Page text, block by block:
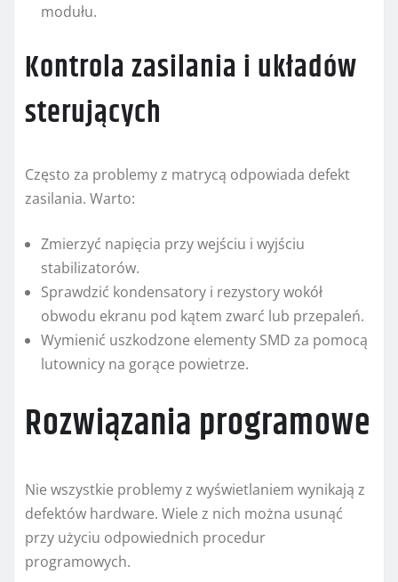
modułu.
Kontrola zasilania i układów
sterujących
Często za problemy z matrycą odpowiada defekt
zasilania. Warto:
Zmierzyć napięcia przy wejściu i wyjściu
stabilizatorów.
Sprawdzić kondensatory i rezystory wokół
obwodu ekranu pod kątem zwarć lub przepaleń.
Wymienić uszkodzone elementy SMD za pomocą
lutownicy na gorące powietrze.
Rozwiązania programowe
Nie wszystkie problemy z wyświetlaniem wynikają z
defektów hardware. Wiele z nich można usunąć
przy użyciu odpowiednich procedur
programowych.